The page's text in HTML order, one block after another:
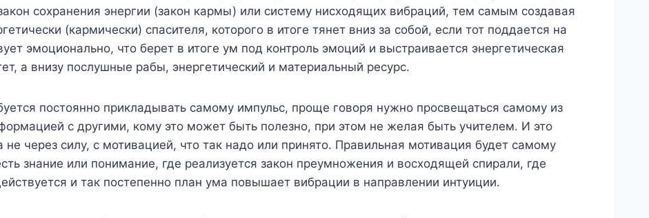
сохранения энергии (закон кармы) или систему нисходящих вибраций, тем самым создавая
(кармически) спасителя, которого в итоге тянет вниз за собой, если тот поддается на
эмоционально, что берет в итоге ум под контроль эмоций и выстраивается энергетическая
а внизу послушные рабы, энергетический и материальный ресурс.
постоянно прикладывать самому импульс, проще говоря нужно просвещаться самому из
с другими, кому это может быть полезно, при этом не желая быть учителем. И это
не через силу, с мотивацией, что так надо или принято. Правильная мотивация будет самому
знание или понимание, где реализуется закон преумножения и восходящей спирали, где
и так постепенно план ума повышает вибрации в направлении интуиции.